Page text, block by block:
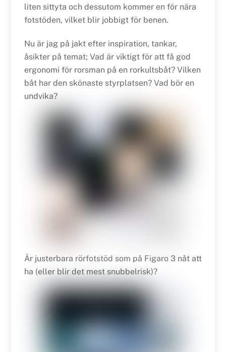
liten sittyta och dessutom kommer en för nära
fotstöden, vilket blir jobbigt för benen.
Nu är jag på jakt efter inspiration, tankar,
åsikter på temat; Vad är viktigt för att få god
ergonomi för rorsman på en rorkultsbåt? Vilken
båt har den skönaste styrplatsen? Vad bör en
undvika?
Är justerbara rörfotstöd som på Figaro 3 nåt att
ha (eller blir det mest snubbelrisk)?